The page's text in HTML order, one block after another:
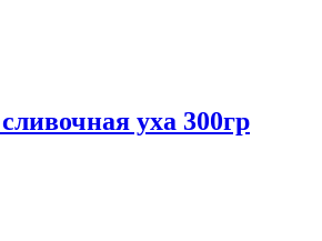
уха 300гр